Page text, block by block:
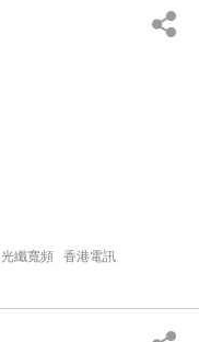
光纖寬頻
香港電訊